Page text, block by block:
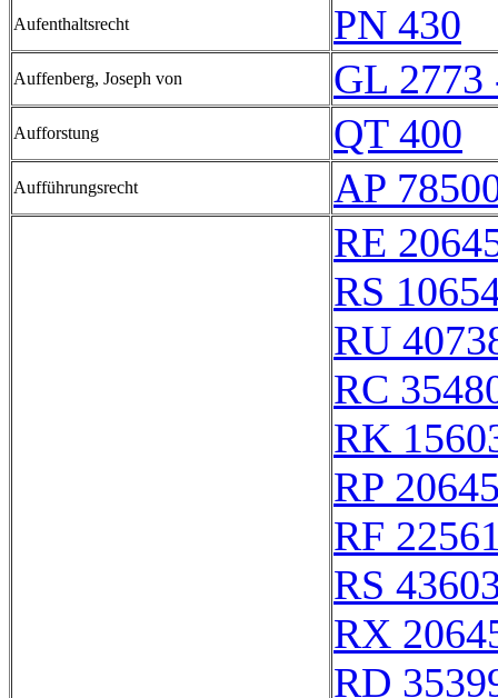
Aufenthaltsrecht PN 430
Auffenberg, Joseph von GL 2773
Aufforstung QT 400
Aufführungsrecht
AP
RE
RS
RU
RC
RK
RP
RF
RS
RX
RD